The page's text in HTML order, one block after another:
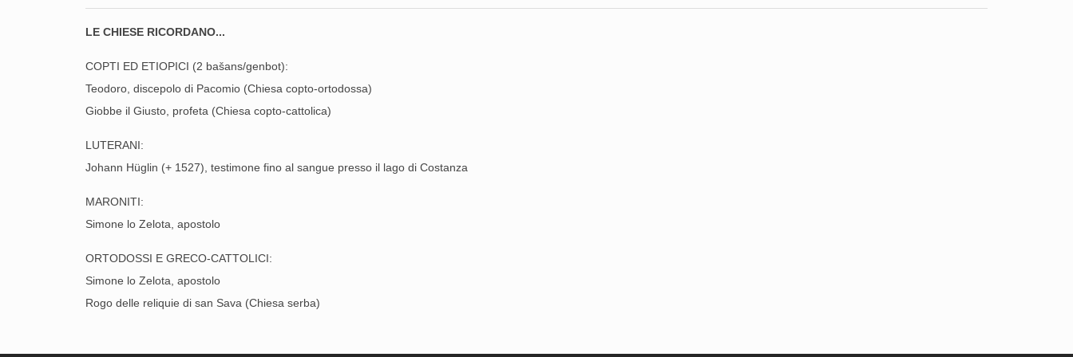
LE CHIESE RICORDANO...
COPTI ED ETIOPICI (2 bašans/genbot):
Teodoro, discepolo di Pacomio (Chiesa copto-ortodossa)
Giobbe il Giusto, profeta (Chiesa copto-cattolica)
LUTERANI:
Johann Hüglin (+ 1527), testimone fino al sangue presso il lago di Costanza
MARONITI:
Simone lo Zelota, apostolo
ORTODOSSI E GRECO-CATTOLICI:
Simone lo Zelota, apostolo
Rogo delle reliquie di san Sava (Chiesa serba)